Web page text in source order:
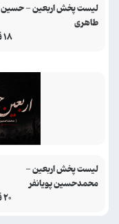
۱۸ قطعه
لیست پخش اربعین - حسین
طاهری
۲۰ قطعه
لیست پخش اربعین -
محمدحسین پویانفر